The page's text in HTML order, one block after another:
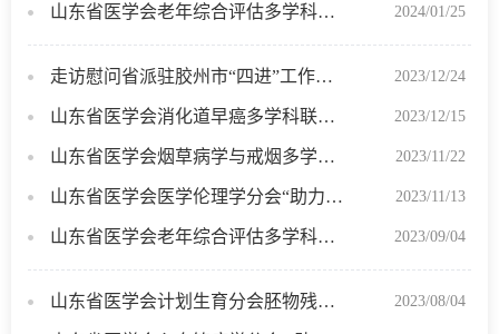
山东省医学会老年综合评估多学科联合委员会“助力基层工程”活动（青岛站）成功举办 2024/01/25
走访慰问省派驻胶州市“四进”工作支队暨基层医疗服务能力提升培训活动成功举办 2023/12/24
山东省医学会消化道早癌多学科联合委员会“助力基层工程”活动（烟台站）成功举办 2023/12/15
山东省医学会烟草病学与戒烟多学科联合委员会“助力基层工程”活动（济宁站）（日照站）成功举办 2023/11/22
山东省医学会医学伦理学分会“助力基层工程”活动（济南站）成功举办 2023/11/13
山东省医学会老年综合评估多学科联合委员会“助力基层工程”（章区站）成功举办 2023/09/04
山东省医学会计划生育分会胚物残留专题基层巡讲（德州站）成功举办 2023/08/04